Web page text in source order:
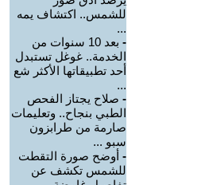
للشمس.. اكتشاف يمه
...
-
بعد 10 سنوات من
الخدمة.. غوغل تستبدل
أحد تطبيقاتها الأكثر شع
...
- صلاح يجتاز الفحص
الطبي بنجاح.. وتعليمات
صارمة من طرابزون
سبو ...
- أوضح صورة التقطت
للشمس تكشف عن